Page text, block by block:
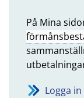
På Mina
Logga